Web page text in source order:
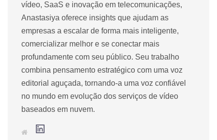
vídeo, SaaS e inovação em telecomunicações,
Anastasiya oferece insights que ajudam as
empresas a escalar de forma mais inteligente,
comercializar melhor e se conectar mais
profundamente com seu público. Seu trabalho
combina pensamento estratégico com uma voz
editorial aguçada, tornando-a uma voz confiável
no mundo em evolução dos serviços de vídeo
baseados em nuvem.